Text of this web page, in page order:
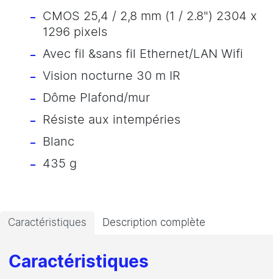
CMOS 25,4 / 2,8 mm (1 / 2.8") 2304 x
1296 pixels
Avec fil &sans fil Ethernet/LAN Wifi
Vision nocturne 30 m IR
Dôme Plafond/mur
Résiste aux intempéries
Blanc
435 g
Caractéristiques Description complète
Caractéristiques